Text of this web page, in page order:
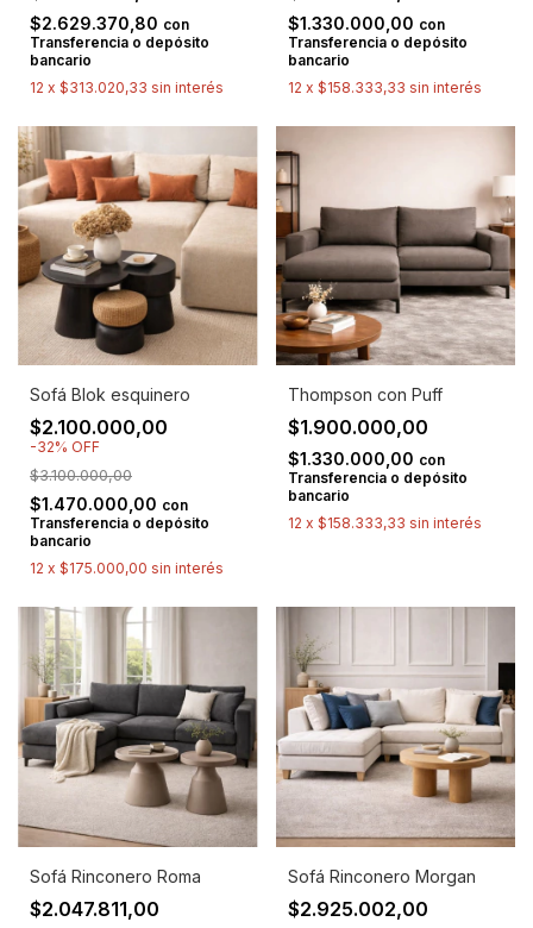
$2.629.370,80 con
Transferencia o depósito
bancario
12 x $313.020,33 sin interés
$1.330.000,00 con
Transferencia o depósito
bancario
12 x $158.333,33 sin interés
Sofá Blok esquinero
$2.100.000,00
-32% OFF
$3.100.000,00
$1.470.000,00 con
Transferencia o depósito
bancario
12 x $175.000,00 sin interés
Thompson con Puff
$1.900.000,00
$1.330.000,00 con
Transferencia o depósito
bancario
12 x $158.333,33 sin interés
Sofá Rinconero Roma
$2.047.811,00
Sofá Rinconero Morgan
$2.925.002,00